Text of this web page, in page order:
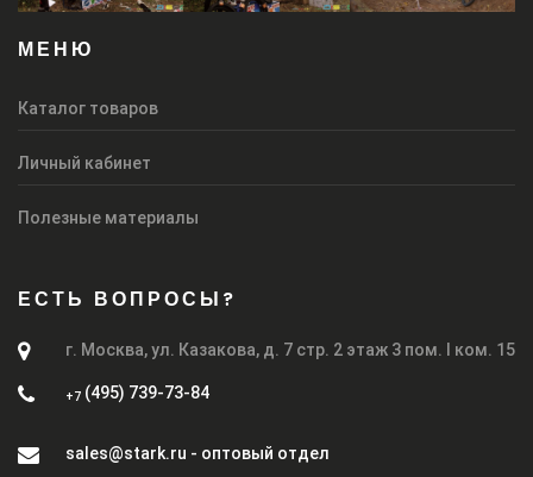
МЕНЮ
Каталог товаров
Личный кабинет
Полезные материалы
ЕСТЬ ВОПРОСЫ?
г. Москва, ул. Казакова, д. 7 стр. 2 этаж 3 пом. I ком. 15
+7 (495) 739-73-84
sales@stark.ru - оптовый отдел